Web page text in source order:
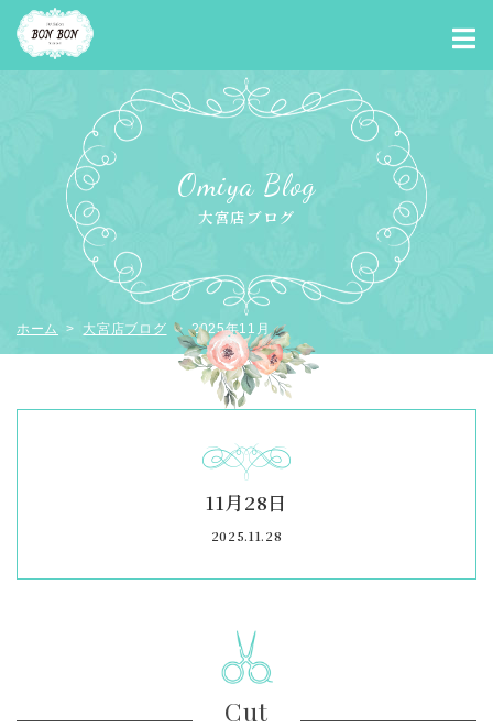
Omiya Blog
大宮店ブログ
ホーム > 大宮店ブログ > 2025年11月
11月28日
2025.11.28
Cut